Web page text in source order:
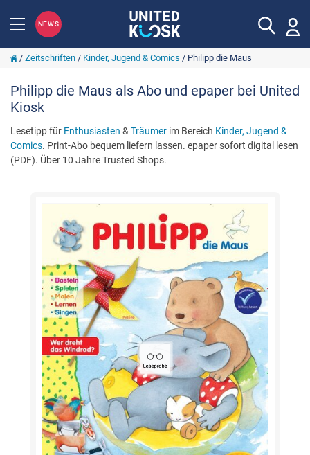
NEWS
/ Zeitschriften/ Kinder, Jugend & Comics / Philipp die Maus
Philipp die Maus als Abo und epaper bei United
Kiosk
Lesetipp für Enthusiasten & Träumer im Bereich Kinder, Jugend &
Comics. Print-Abo bequem liefern lassen. epaper sofort digital lesen
(PDF). Über 10 Jahre Trusted Shops.